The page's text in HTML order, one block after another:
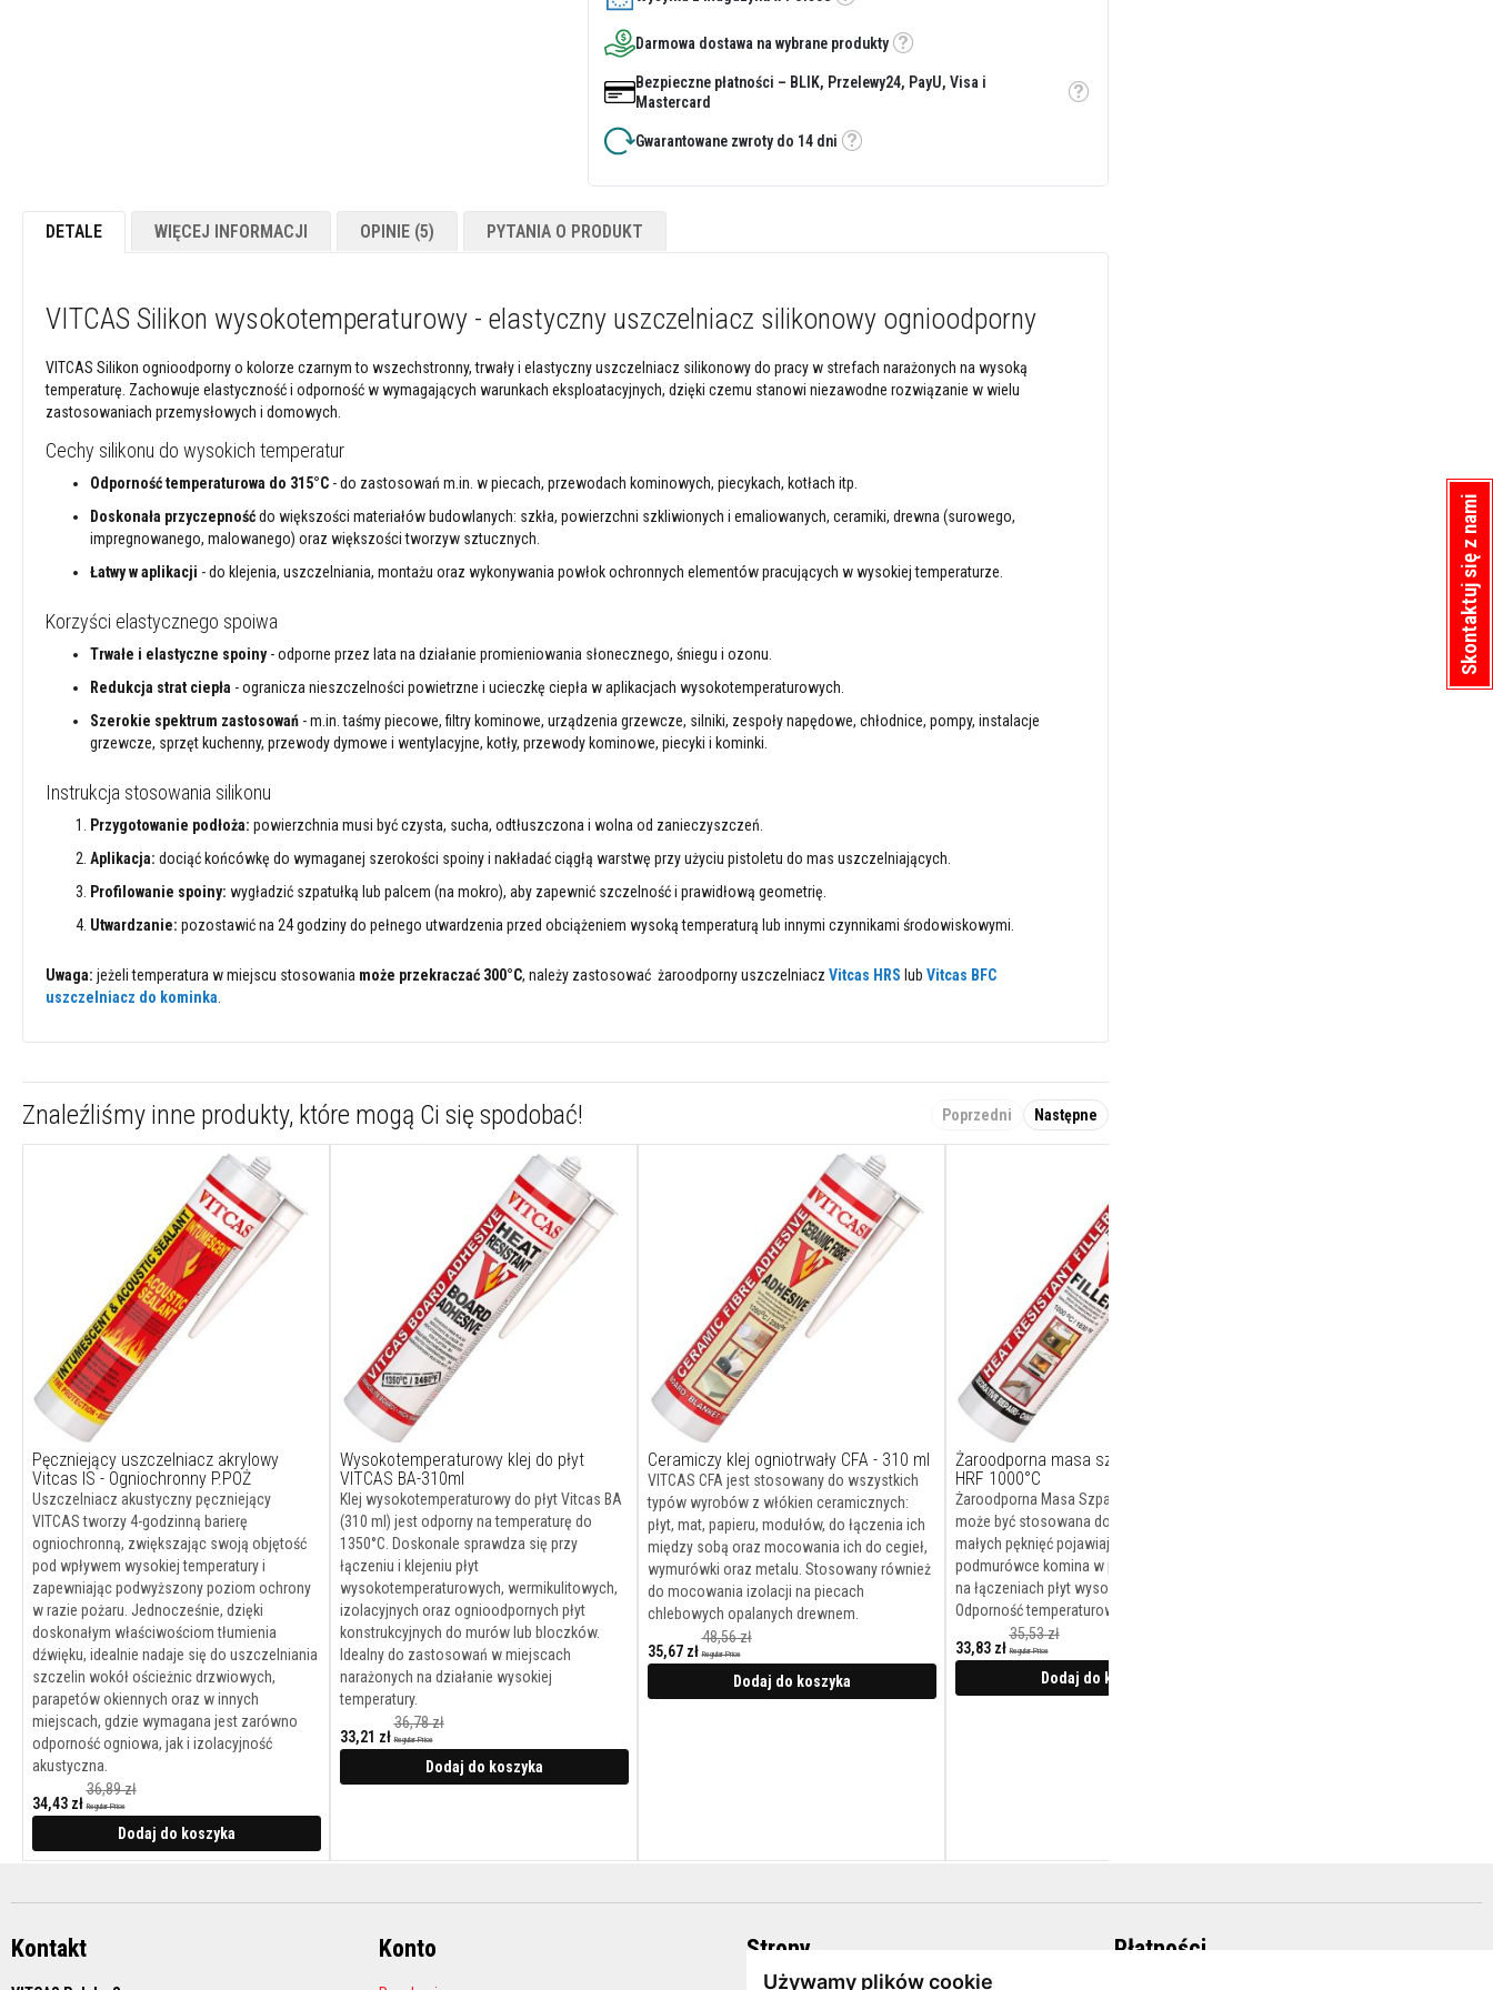
Używamy plików cookie
plastyczne
szamotowe
Izolacyjne
ogniotrwałe
szamotowe
Wysokoglinowe
uszczelnienia
przewody
kominkach
Sznury
taśmy
wkladów
kominkowych
Sznury
izolacji
cieplnej
Wysokotemperaturowe
tkaniny
techniczne
ognioodporne
izolacyjne
włókien
ceramicznych
Etykietka
Darmowa dostawa na wybrane produkty
Etykietka
Bezpieczne płatności – BLIK, Przelewy24, PayU, Visa i
Mastercard
Etykietka
Gwarantowane zwroty do 14 dni
Etykietka
DETALE
VITCAS Silikon wysokotemperaturowy - elastyczny uszczelniacz silikonowy ognioodporny
VITCAS Silikon ognioodporny o kolorze czarnym to wszechstronny, trwały i elastyczny uszczelniacz silikonowy do pracy w strefach narażonych na wysoką
temperaturę. Zachowuje elastyczność i odporność w wymagających warunkach eksploatacyjnych, dzięki czemu stanowi niezawodne rozwiązanie w wielu
zastosowaniach przemysłowych i domowych.
Cechy silikonu do wysokich temperatur
Odporność temperaturowa do 315°C - do zastosowań m.in. w piecach, przewodach kominowych, piecykach, kotłach itp.
Doskonała przyczepnośćdo większości materiałów budowlanych: szkła, powierzchni szkliwionych i emaliowanych, ceramiki, drewna (surowego,
impregnowanego, malowanego) oraz większości tworzyw sztucznych.
Łatwy w aplikacji - do klejenia, uszczelniania, montażu oraz wykonywania powłok ochronnych elementów pracujących w wysokiej temperaturze.
Korzyści elastycznego spoiwa
Trwałe i elastyczne spoiny- odporne przez lata na działanie promieniowania słonecznego, śniegu i ozonu.
Redukcja strat ciepła - ogranicza nieszczelności powietrzne i ucieczkę ciepła w aplikacjach wysokotemperaturowych.
Szerokie spektrum zastosowań - m.in. taśmy piecowe, filtry kominowe, urządzenia grzewcze, silniki, zespoły napędowe, chłodnice, pompy, instalacje
grzewcze, sprzęt kuchenny, przewody dymowe i wentylacyjne, kotły, przewody kominowe, piecyki i kominki.
Instrukcja stosowania silikonu
Przygotowanie podłoża: powierzchnia musi być czysta, sucha, odtłuszczona i wolna od zanieczyszczeń.
Aplikacja: dociąć końcówkę do wymaganej szerokości spoiny i nakładać ciągłą warstwę przy użyciu pistoletu do mas uszczelniających.
Profilowanie spoiny: wygładzić szpatułką lub palcem (na mokro), aby zapewnić szczelność i prawidłową geometrię.
Utwardzanie: pozostawić na 24 godziny do pełnego utwardzenia przed obciążeniem wysoką temperaturą lub innymi czynnikami środowiskowymi.
Uwaga: jeżeli temperatura w miejscu stosowania może przekraczać 300°C, należy zastosować żaroodporny uszczelniacz Vitcas HRS lub Vitcas BFC
uszczelniacz do kominka
WIĘCEJ INFORMACJI OPINIE 5 PYTANIA O PRODUKT
Znaleźliśmy inne produkty, które mogą Ci się spodobać! Poprzedni Następne
Pęczniejący uszczelniacz akrylowy
Vitcas IS - Ogniochronny P.POŻ
Uszczelniacz akustyczny pęczniejący
VITCAS tworzy 4-godzinną barierę
ogniochronną, zwiększając swoją objętość
pod wpływem wysokiej temperatury i
zapewniając podwyższony poziom ochrony
w razie pożaru. Jednocześnie, dzięki
doskonałym właściwościom tłumienia
dźwięku, idealnie nadaje się do uszczelniania
szczelin wokół ościeżnic drzwiowych,
parapetów okiennych oraz w innych
miejscach, gdzie wymagana jest zarówno
odporność ogniowa, jak i izolacyjność
akustyczna.
Cena
34,43 zł Regular Price
36,89 zł
Dodaj do koszyka
Wysokotemperaturowy klej do płyt
VITCAS BA-310ml
Klej wysokotemperaturowy do płyt Vitcas BA
(310 ml) jest odporny na temperaturę do
1350°C. Doskonale sprawdza się przy
łączeniu i klejeniu płyt
wysokotemperaturowych, wermikulitowych,
izolacyjnych oraz ognioodpornych płyt
konstrukcyjnych do murów lub bloczków.
Idealny do zastosowań w miejscach
narażonych na działanie wysokiej
temperatury.
Cena
33,21 zł Regular Price
36,78 zł
Dodaj do koszyka
Ceramiczy klej ogniotrwały CFA - 310 ml
VITCAS CFA jest stosowany do wszystkich
typów wyrobów z włókien ceramicznych:
płyt, mat, papieru, modułów, do łączenia ich
między sobą oraz mocowania ich do cegieł,
wymurówki oraz metalu. Stosowany również
do mocowania izolacji na piecach
chlebowych opalanych drewnem.
Cena
35,67 zł Regular Price
48,56 zł
Dodaj do koszyka
Żaroodporna masa szpachlowa Vitcas
HRF 1000°C
Żaroodporna Masa Szpachlowa Vitcas® HRF
może być stosowana do uzupełniania
małych pęknięć pojawiających się na
podmurówce komina w pobliżu kominka lub
na łączeniach płyt wysokotemperaturowych.
Odporność temperaturowa do 1000°C.
Cena
33,83 zł Regular Price
35,53 zł
Dodaj do koszyka
Kontakt Konto Strony Płatności
Skontaktuj się z nami